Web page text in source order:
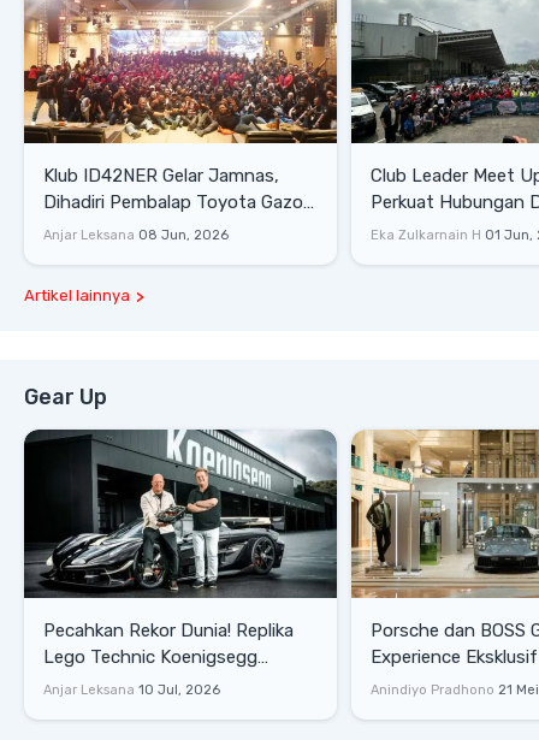
Klub ID42NER Gelar Jamnas,
Dihadiri Pembalap Toyota Gazoo
Racing
Anjar Leksana 08 Jun, 2026
Club Leader Meet
Perkuat Hubungan
Dengan Komunitas
Eka Zulkarnain H 01 Jun,
Artikel lainnya
Gear Up
Pecahkan Rekor Dunia! Replika
Lego Technic Koenigsegg
Sadair's Spear Ukuran Asli Sukses
Anjar Leksana 10 Jul, 2026
Porsche dan BOSS
Experience
Senayan, Hadirkan
Anindiyo Pradhono 21